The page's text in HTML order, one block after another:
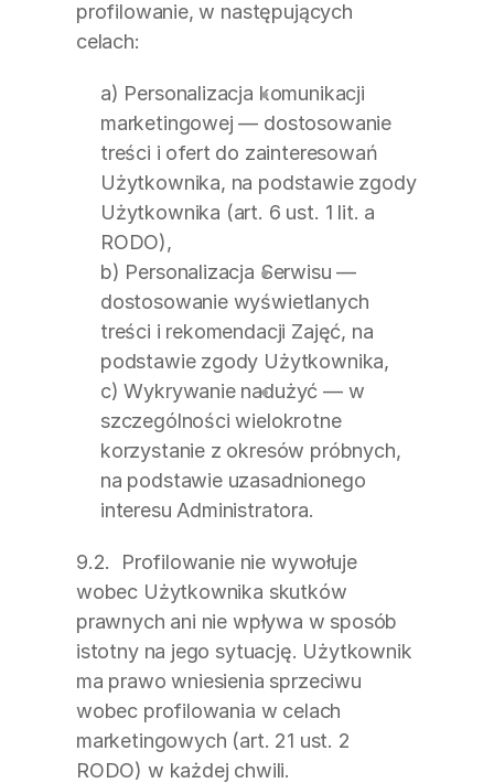
profilowanie, w następujących
celach:
a) Personalizacja komunikacji
marketingowej — dostosowanie
treści i ofert do zainteresowań
Użytkownika, na podstawie zgody
Użytkownika (art. 6 ust. 1 lit. a
RODO),
b) Personalizacja Serwisu —
dostosowanie wyświetlanych
treści i rekomendacji Zajęć, na
podstawie zgody Użytkownika,
c) Wykrywanie nadużyć — w
szczególności wielokrotne
korzystanie z okresów próbnych,
na podstawie uzasadnionego
interesu Administratora.
9.2.  Profilowanie nie wywołuje
wobec Użytkownika skutków
prawnych ani nie wpływa w sposób
istotny na jego sytuację. Użytkownik
ma prawo wniesienia sprzeciwu
wobec profilowania w celach
marketingowych (art. 21 ust. 2
RODO) w każdej chwili.